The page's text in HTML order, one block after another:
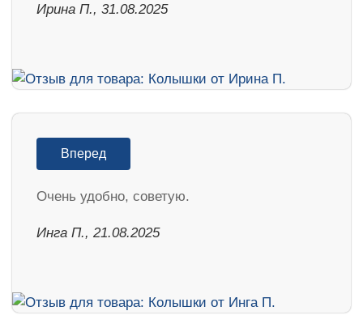
Ирина П., 31.08.2025
Вперед
Очень удобно, советую.
Инга П., 21.08.2025